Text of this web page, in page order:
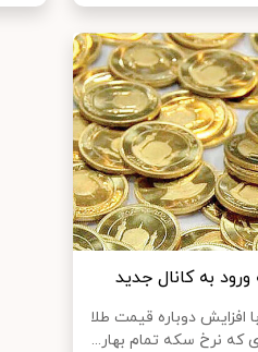
به کانال جدید
افزایش دوباره قیمت طلا
که نرخ سکه تمام بهار...